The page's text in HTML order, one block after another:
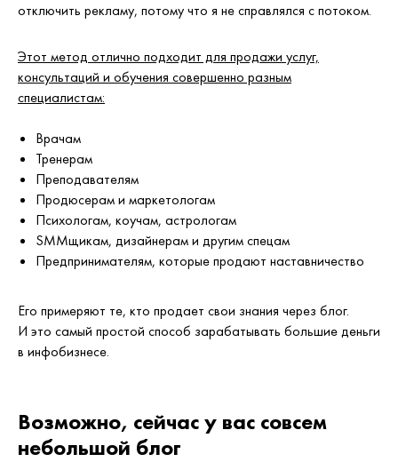
отключить рекламу, потому что я не справлялся с потоком.
Этот метод отлично подходит для продажи услуг,
консультаций и обучения совершенно разным
специалистам:
Врачам
Тренерам
Преподавателям
Продюсерам и маркетологам
Психологам, коучам, астрологам
SMMщикам, дизайнерам и другим спецам
Предпринимателям, которые продают наставничество
Его примеряют те, кто продает свои знания через блог.
И это самый простой способ зарабатывать большие деньги
в инфобизнесе.
Возможно, сейчас у вас совсем
небольшой блог